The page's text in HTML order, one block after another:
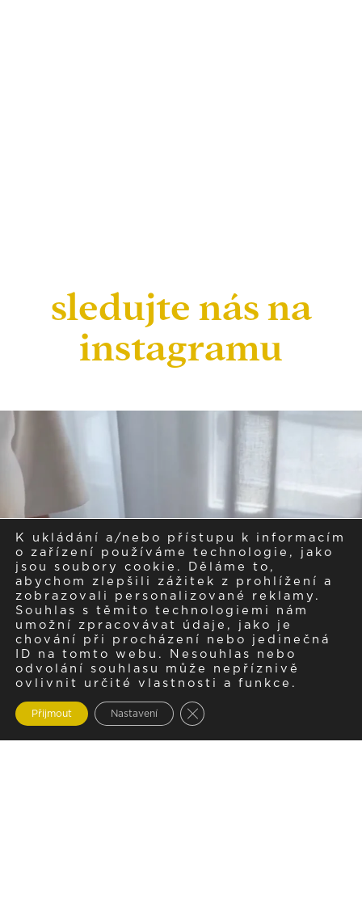
sledujte nás na
instagramu
K ukládání a/nebo přístupu k informacím
o zařízení používáme technologie, jako
jsou soubory cookie. Děláme to,
abychom zlepšili zážitek z prohlížení a
zobrazovali personalizované reklamy.
Souhlas s těmito technologiemi nám
umožní zpracovávat údaje, jako je
chování při procházení nebo jedinečná
ID na tomto webu. Nesouhlas nebo
odvolání souhlasu může nepříznivě
ovlivnit určité vlastnosti a funkce.
Přijmout Nastavení Zavřít cookie lištu GDPR